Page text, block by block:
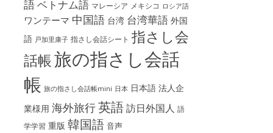
語ベトナム語 マレーシア メキシコ ロシア語
ワンテーマ 中国語 台湾 台湾華語 外国
語 戸加里康子 指さし会話シート 指さし会
話帳旅の指さし会話
帳 旅の指さし会話帳mini 日本 日本語 法人企
業様用 海外旅行英語訪日外国人 語
学学習 重版 韓国語 音声